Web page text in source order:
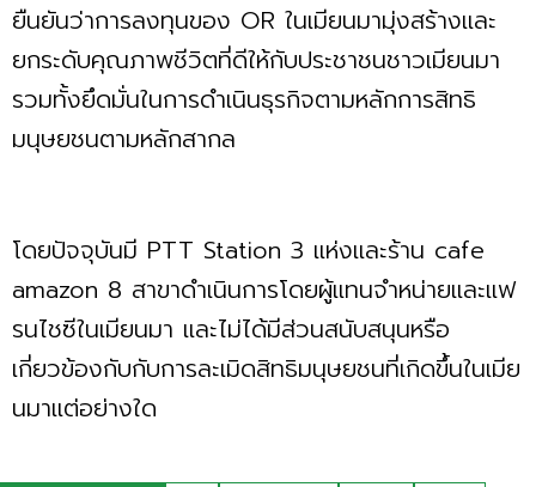
ยืนยันว่าการลงทุนของ OR ในเมียนมามุ่งสร้างและ
ยกระดับคุณภาพชีวิตที่ดีให้กับประชาชนชาวเมียนมา
รวมทั้งยึดมั่นในการดำเนินธุรกิจตามหลักการสิทธิ
มนุษยชนตามหลักสากล
โดยปัจจุบันมี PTT Station 3 แห่งและร้าน cafe
amazon 8 สาขาดำเนินการโดยผู้แทนจำหน่ายและแฟ
รนไชซีในเมียนมา และไม่ได้มีส่วนสนับสนุนหรือ
เกี่ยวข้องกับกับการละเมิดสิทธิมนุษยชนที่เกิดขึ้นในเมีย
นมาแต่อย่างใด